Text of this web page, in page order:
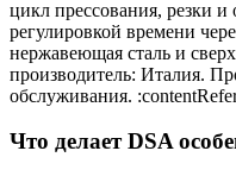
цикл прессования, резки
регулировкой времени
нержавеющая сталь и
производитель: Италия.
обслуживания.
Что делает DSA